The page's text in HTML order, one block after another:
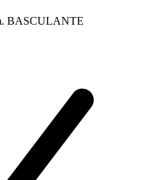
BASCULANTE